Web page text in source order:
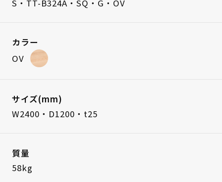
S・TT-B324A・SQ・G・OV
カラー
OV
サイズ(mm)
W2400・D1200・t25
質量
58kg